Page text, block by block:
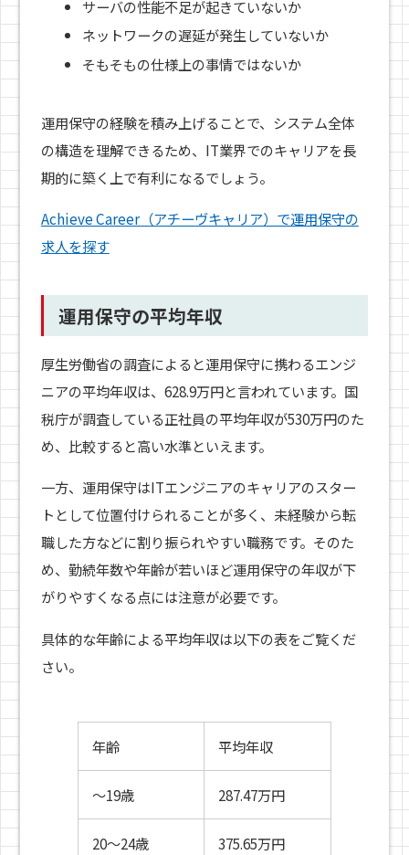
サーバの性能不足が起きていないか
ネットワークの遅延が発生していないか
そもそもの仕様上の事情ではないか
運用保守の経験を積み上げることで、システム全体
の構造を理解できるため、IT業界でのキャリアを長
期的に築く上で有利になるでしょう。
Achieve Career（アチーヴキャリア）で運用保守の
求人を探す
運用保守の平均年収
厚生労働省の調査によると運用保守に携わるエンジ
ニアの平均年収は、628.9万円と言われています。国
税庁が調査している正社員の平均年収が530万円のた
め、比較すると高い水準といえます。
一方、運用保守はITエンジニアのキャリアのスター
トとして位置付けられることが多く、未経験から転
職した方などに割り振られやすい職務です。そのた
め、勤続年数や年齢が若いほど運用保守の年収が下
がりやすくなる点には注意が必要です。
具体的な年齢による平均年収は以下の表をご覧くだ
さい。
年齢 平均年収
〜19歳 287.47万円
20〜24歳 375.65万円